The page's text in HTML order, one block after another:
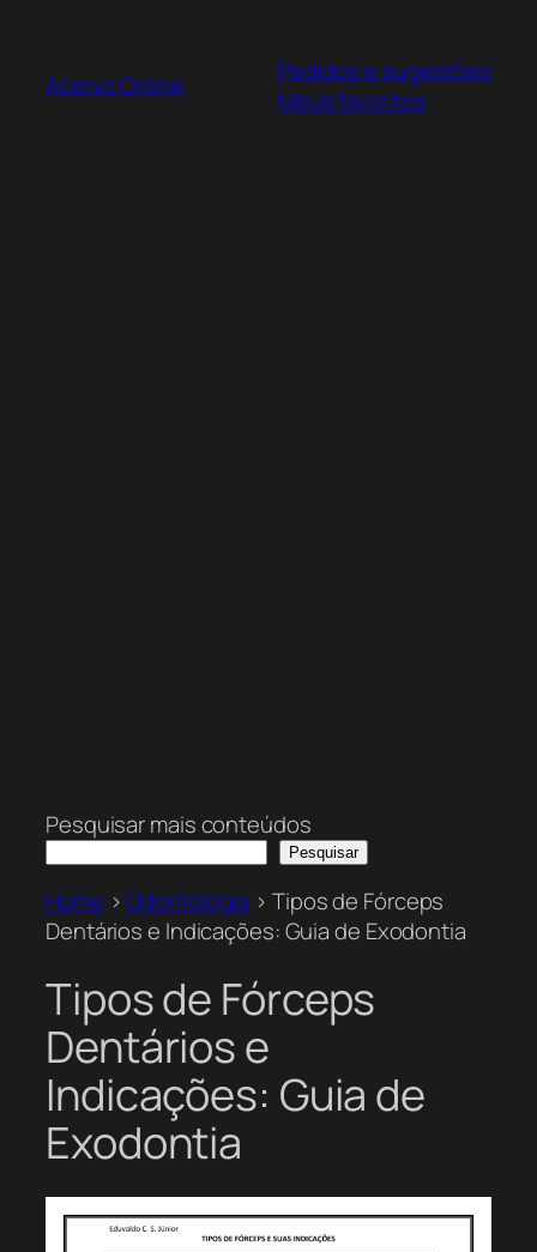
Acervo Online
Pedidos e sugestões
Meus favoritos
Pesquisar mais conteúdos
Pesquisar
Home >Odontologia > Tipos de Fórceps
Dentários e Indicações: Guia de Exodontia
Tipos de Fórceps
Dentários e
Indicações: Guia de
Exodontia